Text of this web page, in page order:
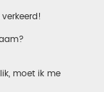
moet ik me